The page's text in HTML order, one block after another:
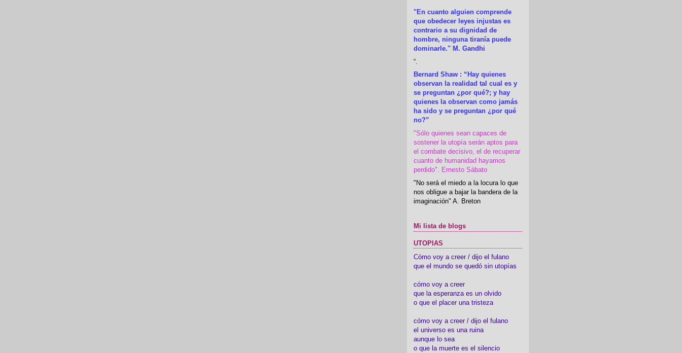
"En cuanto alguien comprende
que obedecer leyes injustas es
contrario a su dignidad de
hombre, ninguna tiranía puede
dominarle." M. Gandhi
“.
Bernard Shaw : “Hay quienes
observan la realidad tal cual es y
se preguntan ¿por qué?; y hay
quienes la observan como jamás
ha sido y se preguntan ¿por qué
no?”
"Sólo quienes sean capaces de
sostener la utopía serán aptos para
el combate decisivo, el de recuperar
cuanto de humanidad hayamos
perdido". Ernesto Sábato
"No será el miedo a la locura lo que
nos obligue a bajar la bandera de la
imaginación" A. Breton
Mi lista de blogs
UTOPIAS
Cómo voy a creer / dijo el fulano
que el mundo se quedó sin utopías
cómo voy a creer
que la esperanza es un olvido
o que el placer una tristeza
cómo voy a creer / dijo el fulano
el universo es una ruina
aunque lo sea
o que la muerte es el silencio